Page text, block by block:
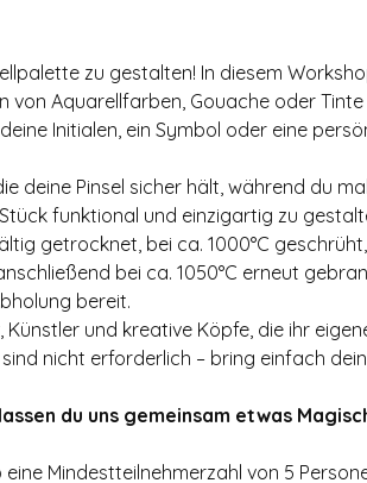
zu gestalten! In diesem
Aquarellfarben, Gouache oder
Initialen, ein Symbol oder eine
deine Pinsel sicher hält, während du
funktional und einzigartig zu
getrocknet, bei ca. 1000°C
bei ca. 1050°C erneut
bereit.
und kreative Köpfe, die ihr
nicht erforderlich – bring einfach
du uns gemeinsam etwas
Mindestteilnehmerzahl von 5